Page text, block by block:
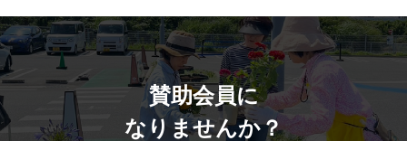
賛助会員に
なりませんか？